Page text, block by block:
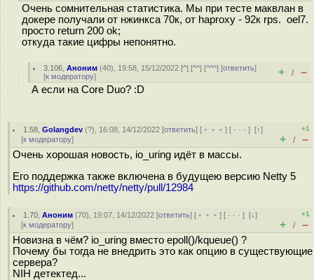
Очень сомнительная статистика. Мы при тесте маквлан в
докере получали от нжинкса 70к, от haproxy - 92к rps. oel7.
просто return 200 ok;
откуда такие цифры непонятно.
3.106 ,Аноним (40), 19:58, 15/12/2022 [^] [^^] [^^^] [ответить]
[к модератору] + / –
А если на Core Duo? :D
1.58 ,Golangdev (?), 16:08, 14/12/2022 [ответить] [ ﹢﹢﹢] [ · · ·][↑]
[к модератору]
+1
+ / –
Очень хорошая новость, io_uring идёт в массы.
Его поддержка также включена в будущею версию Netty 5
https://github.com/netty/netty/pull/12984
1.70 ,Аноним (70), 19:07, 14/12/2022 [ответить] [ ﹢﹢﹢] [ · · ·][↓]
[к модератору]
+1
+ / –
Новизна в чём? io_uring вместо epoll()/kqueue() ?
Почему бы тогда не внедрить это как опцию в существующие
сервера?
NIH детектед...